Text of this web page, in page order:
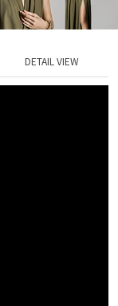
DETAIL VIEW